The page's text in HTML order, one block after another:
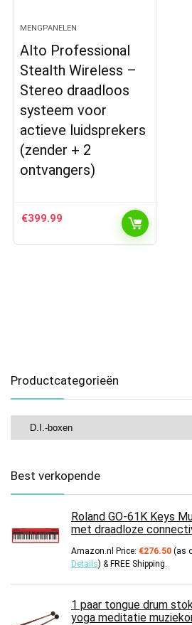
MENGPANELEN
Alto Professional
Stealth Wireless –
Stereo draadloos
systeem voor
actieve luidsprekers
(zender + 2
ontvangers)
€399.99
Productcategorieën
Best verkopende
Roland GO-61K Keys
met draadloze
Amazon.nl Price: €276.50 (as
Details) & FREE Shipping.
1 paar tongue drum
yoga meditatie